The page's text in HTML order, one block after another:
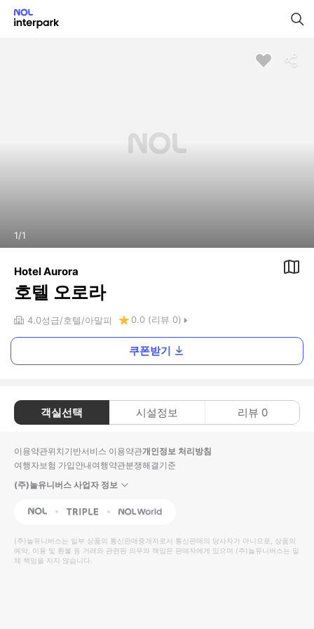
1/1
Hotel Aurora
호텔 오로라
4.0성급 호텔 아말피 0.0 (리뷰 0)
쿠폰받기
객실선택 시설정보 리뷰 0
이용약관위치기반서비스 이용약관개인정보 처리방침
여행자보험 가입안내여행약관분쟁해결기준
(주)놀유니버스 사업자 정보
NOL Triple Interpark Global
(주)놀유니버스는 일부 상품의 통신판매중개자로서 통신판매의 당사자가 아니므로, 상품의
예약, 이용 및 환불 등 거래와 관련된 의무와 책임은 판매자에게 있으며 (주)놀유니버스는 일
체 책임을 지지 않습니다.